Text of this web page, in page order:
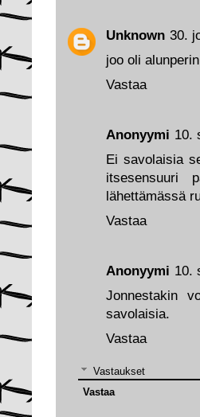
Anonyymi 10.
Jonnestakin
savolaisia.
Vastaa
Vastaukset
Vastaa
Anonyymi 10.
Ei savolaisia
itsesensuuri
lähettämässä
Vastaa
Unknown 30.
joo oli
Vastaa